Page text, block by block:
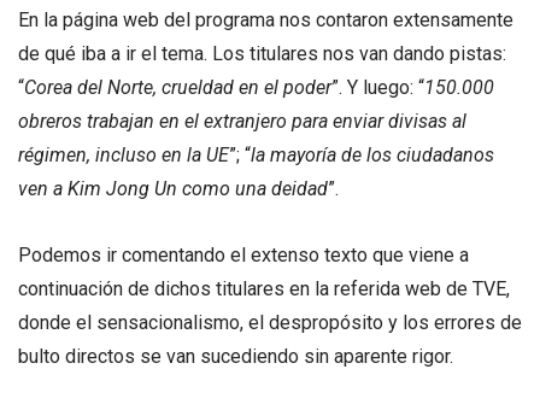
En la página web del programa nos contaron extensamente
de qué iba a ir el tema. Los titulares nos van dando pistas:
“Corea del Norte, crueldad en el poder”. Y luego: “150.000
obreros trabajan en el extranjero para enviar divisas al
régimen, incluso en la UE”; “la mayoría de los ciudadanos
ven a Kim Jong Un como una deidad”.
Podemos ir comentando el extenso texto que viene a
continuación de dichos titulares en la referida web de TVE,
donde el sensacionalismo, el despropósito y los errores de
bulto directos se van sucediendo sin aparente rigor.